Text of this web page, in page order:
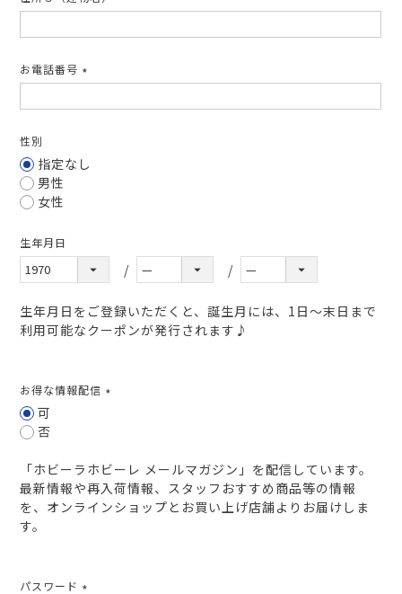
お電話番号
須)
性別
指定なし
男性
女性
生年月日
生年月日をご登録いただくと、誕生月には、1日～末日まで
利用可能なクーポンが発行されます♪
お得な情報配信
可
否
「ホビーラホビーレ メールマガジン」を配信しています。
最新情報や再入荷情報、スタッフおすすめ商品等の情報
を、オンラインショップとお買い上げ店舗よりお届けしま
す。
パスワード